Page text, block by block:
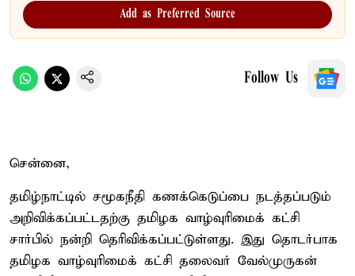
Add as Preferred Source
Follow Us
சென்னை,
தமிழ்நாட்டில் சமூகநீதி கணக்கெடுப்பை நடத்தப்படும்
அறிவிக்கப்பட்டதற்கு தமிழக வாழ்வுரிமைக் கட்சி
சார்பில் நன்றி தெரிவிக்கப்பட்டுள்ளது. இது தொடர்பாக
தமிழக வாழ்வுரிமைக் கட்சி தலைவர் வேல்முருகன்